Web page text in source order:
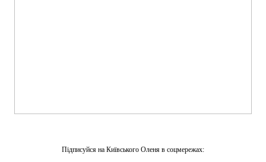
Підписуйся на Київського Оленя в соцмережах: